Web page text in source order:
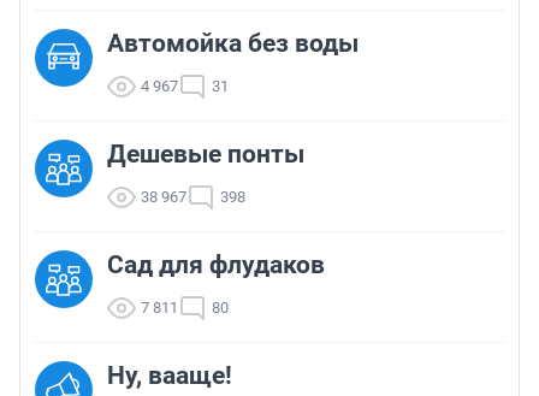
Автомойка без воды
4 967 31
Дешевые понты
38 967 398
Сад для флудаков
7 811 80
Ну, вааще!